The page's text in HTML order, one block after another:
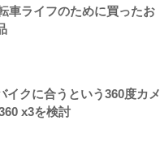
車ライフのために買ったお
イクに合うという360度カメ
x3を検討